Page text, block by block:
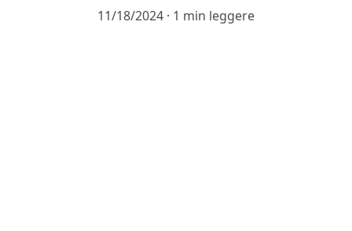
11/18/2024 1 min leggere